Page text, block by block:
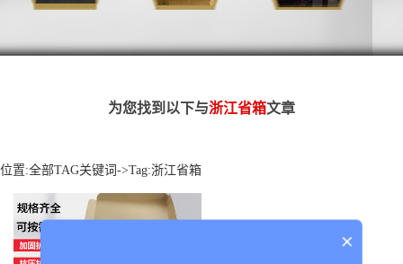
为您找到以下与浙江省箱文章
位置:全部TAG关键词 ->Tag:浙江省箱
×